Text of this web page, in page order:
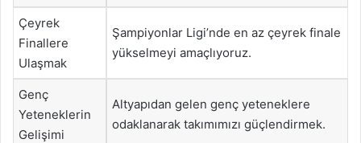
Çeyrek
Finallere
Ulaşmak
Şampiyonlar Ligi’nde en az çeyrek finale
yükselmeyi amaçlıyoruz.
Genç
Yeteneklerin
Gelişimi
Altyapıdan gelen genç yeteneklere
odaklanarak takımımızı güçlendirmek.